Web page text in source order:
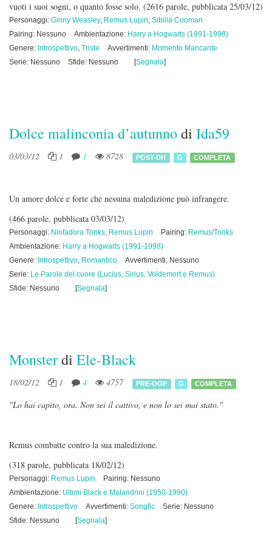
vuoti i suoi sogni, o quanto fosse solo. (2616 parole, pubblicata 25/03/12)
Personaggi: Ginny Weasley, Remus Lupin, Sibilla Cooman
Pairing: Nessuno
Ambientazione: Harry a Hogwarts (1991-1998)
Genere: Introspettivo, Triste Avvertimenti: Momento Mancante
Serie: Nessuno
Sfide: Nessuno [Segnala]
Dolce malinconia d’autunnodi Ida59
03/03/12 1 1 8728 POST-DH G COMPLETA
Un amore dolce e forte che nessuna maledizione può infrangere.
(466 parole, pubblicata 03/03/12)
Personaggi: Ninfadora Tonks, Remus Lupin Pairing: Remus/Tonks
Ambientazione: Harry a Hogwarts (1991-1998)
Genere: Introspettivo, Romantico
Avvertimenti: Nessuno
Serie: Le Parole del cuore (Lucius, Sirius, Voldemort e Remus)
Sfide: Nessuno
[Segnala]
Monsterdi Ele-Black
18/02/12 1 4 4757 PRE-OOP G COMPLETA
"Lo hai capito, ora. Non sei il cattivo, e non lo sei mai stato."
Remus combatte contro la sua maledizione.
(318 parole, pubblicata 18/02/12)
Personaggi: Remus Lupin
Pairing: Nessuno
Ambientazione: Ultimi Black e Malandrini (1950-1990)
Genere: Introspettivo Avvertimenti: Songfic
Serie: Nessuno
Sfide: Nessuno
[Segnala]